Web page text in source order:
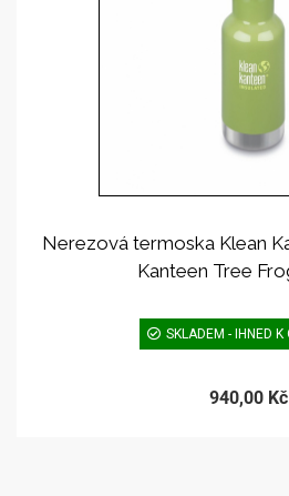
Nerezová termoska Klean
Kanteen Tree
SKLADEM - IHNED K
940,00 Kč